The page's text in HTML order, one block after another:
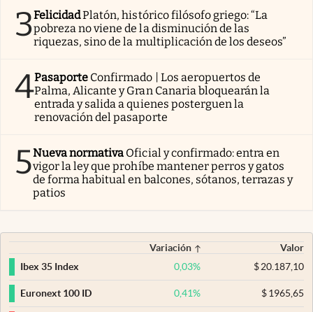
3FelicidadPlatón, histórico filósofo griego: “La
pobreza no viene de la disminución de las
riquezas, sino de la multiplicación de los deseos”
4Pasaporte Confirmado | Los aeropuertos de
Palma, Alicante y Gran Canaria bloquearán la
entrada y salida a quienes posterguen la
renovación del pasaporte
5Nueva normativa Oficial y confirmado: entra en
vigor la ley que prohíbe mantener perros y gatos
de forma habitual en balcones, sótanos, terrazas y
patios
Variación
Valor
Ibex 35 Index
0,03% $20.187,10
Euronext 100 ID 0,41% $1965,65